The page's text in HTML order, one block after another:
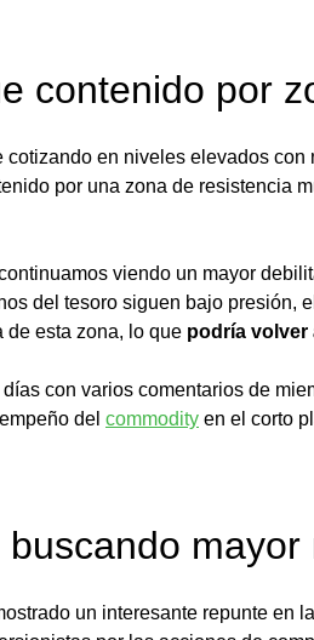
contenido por
cotizando en niveles elevados
por una zona de resistencia
viendo un mayor
del tesoro siguen bajo presión,
de esta zona, lo que podría volver
con varios comentarios de
del commodity en el corto
mayor
un interesante repunte en